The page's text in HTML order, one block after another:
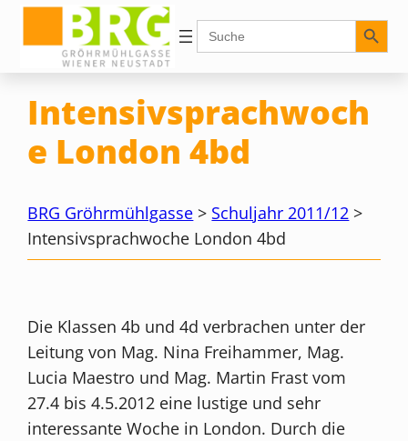
Inhalt
springen
Search
for:
Search Button
Intensivsprachwoch
e London 4bd
BRG Gröhrmühlgasse > Schuljahr 2011/12 >
Intensivsprachwoche London 4bd
Die Klassen 4b und 4d verbrachen unter der
Leitung von Mag. Nina Freihammer, Mag.
Lucia Maestro und Mag. Martin Frast vom
27.4 bis 4.5.2012 eine lustige und sehr
interessante Woche in London. Durch die